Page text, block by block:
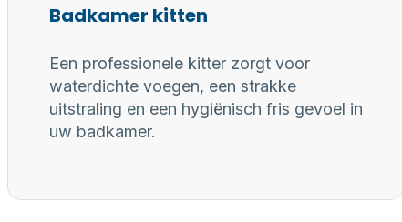
Badkamer kitten
Een professionele kitter zorgt voor
waterdichte voegen, een strakke
uitstraling en een hygiënisch fris gevoel in
uw badkamer.